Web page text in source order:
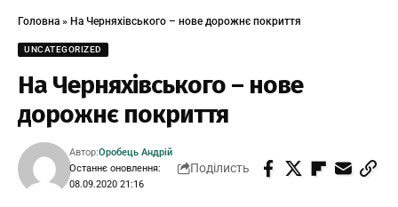
Головна » На Черняхівського – нове дорожнє покриття
UNCATEGORIZED
На Черняхівського – нове
дорожнє покриття
Останнє оновлення:
08.09.2020 21:16
Автор:Оробець Андрій
Поділисть